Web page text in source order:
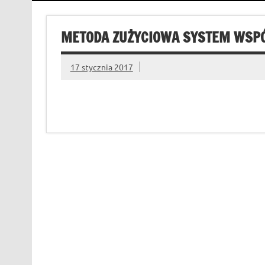
METODA ZUŻYCIOWA SYSTEM
17 stycznia 2017